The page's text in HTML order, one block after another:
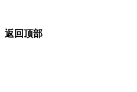
返回顶部